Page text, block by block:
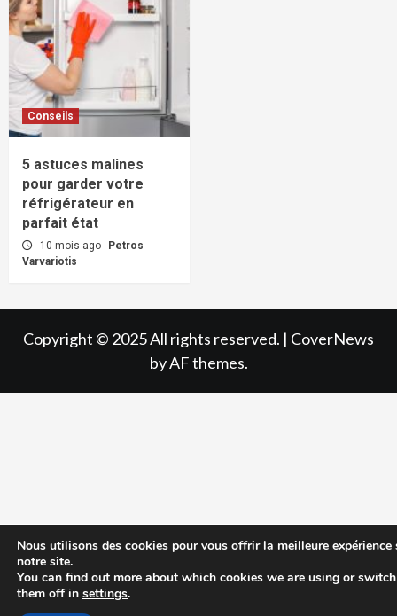
Conseils
5 astuces malines
pour garder votre
réfrigérateur en
parfait état
10 mois ago
Petros
Varvariotis
Copyright © 2025 All rights reserved. | CoverNews
by AF themes.
Nous utilisons des cookies pour vous offrir la meilleure expérience
notre site.
You can find out more about which cookies we are using or switch
them off in settings.